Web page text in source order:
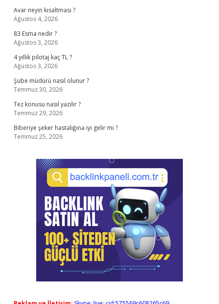
Avar neyin kısaltması ?
Ağustos 4, 2026
83 Esma nedir ?
Ağustos 3, 2026
4 yıllık pilotaj kaç TL ?
Ağustos 3, 2026
Şube müdürü nasıl olunur ?
Temmuz 30, 2026
Tez konusu nasıl yazılır ?
Temmuz 29, 2026
Biberiye şeker hastalığına iyi gelir mi ?
Temmuz 25, 2026